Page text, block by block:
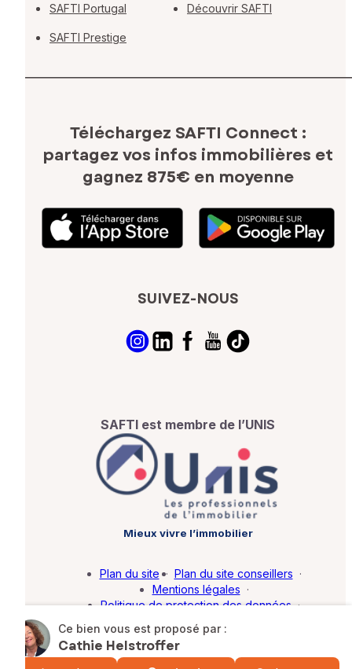
Ce bien vous est proposé par :
Cathie Helstroffer
SAFTI Portugal
SAFTI Prestige
Découvrir SAFTI
Téléchargez SAFTI Connect :
partagez vos infos immobilières et
gagnez 875€ en moyenne
SUIVEZ-NOUS
SAFTI est membre de l’UNIS
Mieux vivre l’immobilier
© SAFTI 2026. Tous droits réservés.
Plan du site · Plan du site conseillers ·
Mentions légales ·
Politique de protection des données ·